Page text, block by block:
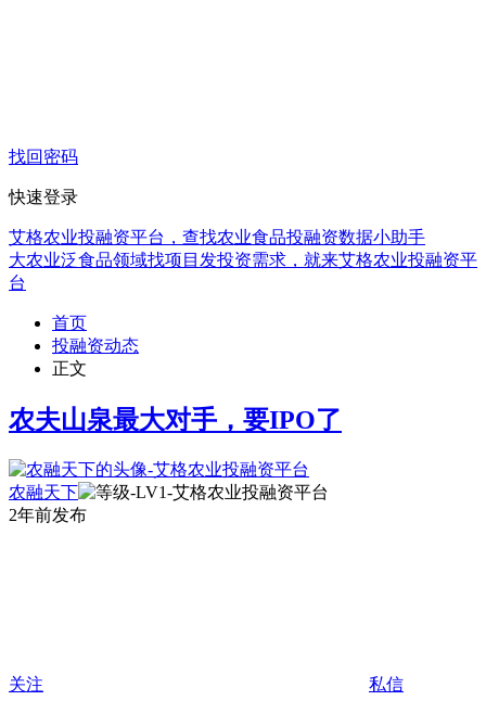
找回密码
快速登录
艾格农业投融资平台，查找农业食品投融资数据小助手
大农业泛食品领域找项目发投资需求，就来艾格农业投融资平
台
首页
投融资动态
正文
农夫山泉最大对手，要IPO了
农融天下
2年前发布
关注 私信